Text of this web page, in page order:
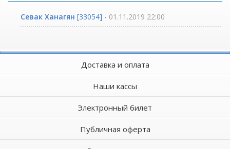
Севак Ханагян [33054] - 01.11.2019 22:00
Доставка и оплата
Наши кассы
Электронный билет
Публичная оферта